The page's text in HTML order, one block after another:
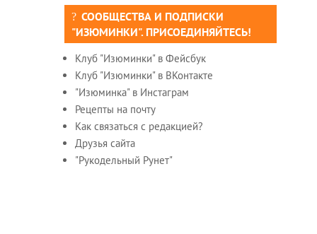
СООБЩЕСТВА И ПОДПИСКИ
"ИЗЮМИНКИ". ПРИСОЕДИНЯЙТЕСЬ!
Клуб "Изюминки" в Фейсбук
Клуб "Изюминки" в ВКонтакте
"Изюминка" в Инстаграм
Рецепты на почту
Как связаться с редакцией?
Друзья сайта
"Рукодельный Рунет"